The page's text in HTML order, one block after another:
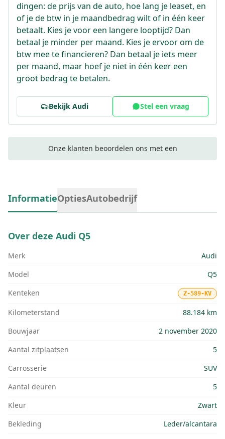
dingen: de prijs van de auto, hoe lang je leaset, en
of je de btw in je maandbedrag wilt of in één keer
betaalt. Kies je voor een langere looptijd? Dan
betaal je minder per maand. Kies je ervoor om de
btw mee te financieren? Dan betaal je iets meer
per maand, maar hoef je niet in één keer een
groot bedrag te betalen.
Bekijk Audi Stel een vraag
Onze klanten beoordelen ons met een
InformatieOptiesAutobedrijf
Over deze Audi Q5
Merk
Audi
Model
Q5
Kenteken
Z-589-KV
Kilometerstand
88.184 km
Bouwjaar
2 november 2020
Aantal zitplaatsen
5
Carrosserie
SUV
Aantal deuren
5
Kleur
Zwart
Bekleding
Leder/alcantara